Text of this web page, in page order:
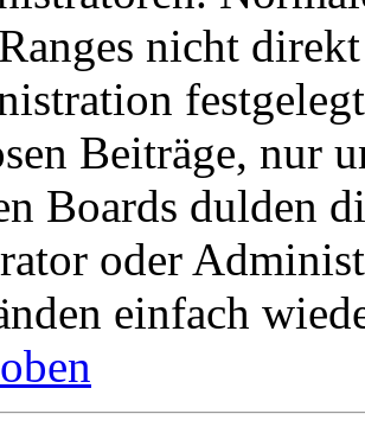
nicht
Beiträge, nur
Boards dulden
oder
einfach